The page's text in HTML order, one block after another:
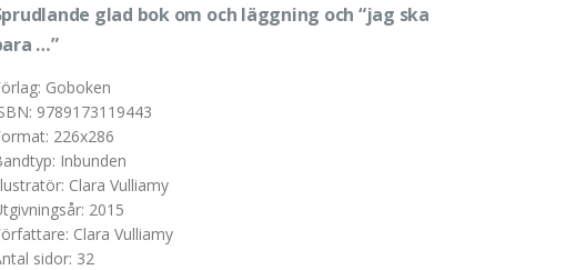
glad bok om och läggning och “jag ska
…”
: Goboken
: 9789173119443
: 226x286
: Inbunden
: Clara Vulliamy
: 2015
: Clara Vulliamy
sidor: 32